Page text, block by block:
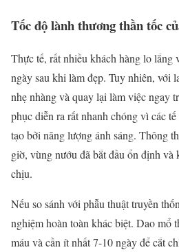
Tốc độ lành thương thần tốc
Thực tế, rất nhiều khách hàng lo lắng
ngày sau khi làm đẹp. Tuy nhiên, với
nhẹ nhàng và quay lại làm việc ngay
phục diễn ra rất nhanh chóng vì các
tạo bởi năng lượng ánh sáng. Thông
giờ, vùng nướu đã bắt đầu ổn định và
chịu.
Nếu so sánh với phẫu thuật truyền
nghiệm hoàn toàn khác biệt. Dao mổ
máu và cần ít nhất 7-10 ngày để cắt